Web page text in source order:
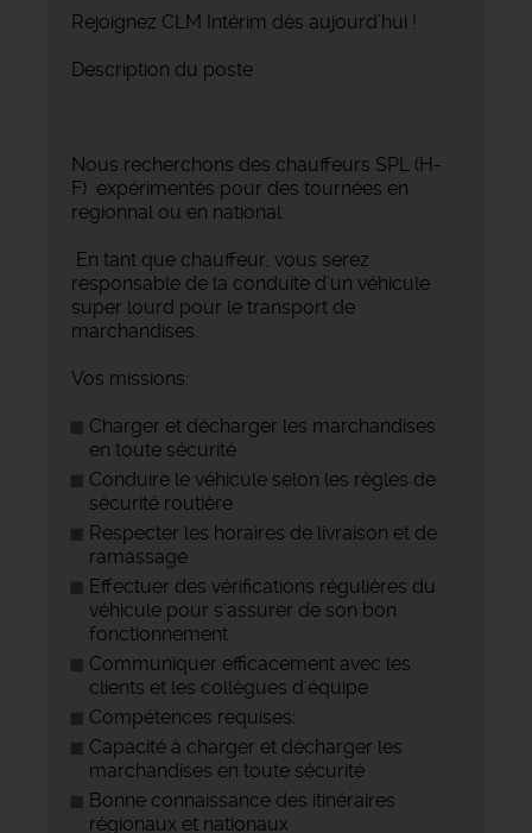
Rejoignez CLM Intérim dès aujourd’hui !
Description du poste
Nous recherchons des chauffeurs SPL (H-
F) expérimentés pour des tournées en
regionnal ou en national.
En tant que chauffeur, vous serez
responsable de la conduite d'un véhicule
super lourd pour le transport de
marchandises.
Vos missions:
Charger et décharger les marchandises
en toute sécurité
Conduire le véhicule selon les règles de
sécurité routière
Respecter les horaires de livraison et de
ramassage
Effectuer des vérifications régulières du
véhicule pour s'assurer de son bon
fonctionnement
Communiquer efficacement avec les
clients et les collègues d'équipe
Compétences requises:
Capacité à charger et décharger les
marchandises en toute sécurité
Bonne connaissance des itinéraires
régionaux et nationaux